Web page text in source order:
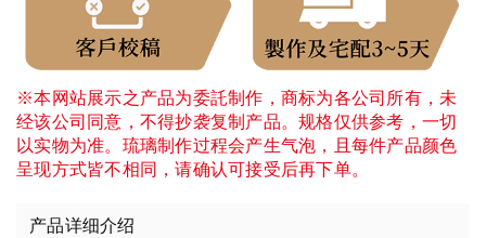
※本网站展示之产品为委託制作，商标为各公司所有，未
经该公司同意，不得抄袭复制产品。规格仅供参考，一切
以实物为准。琉璃制作过程会产生气泡，且每件产品颜色
呈现方式皆不相同，请确认可接受后再下单。
产品详细介绍